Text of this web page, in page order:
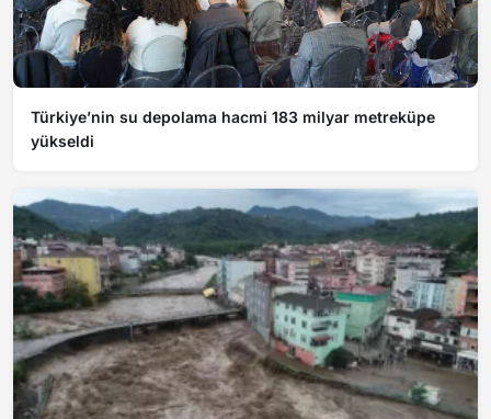
Türkiye’nin su depolama hacmi 183 milyar metreküpe
yükseldi